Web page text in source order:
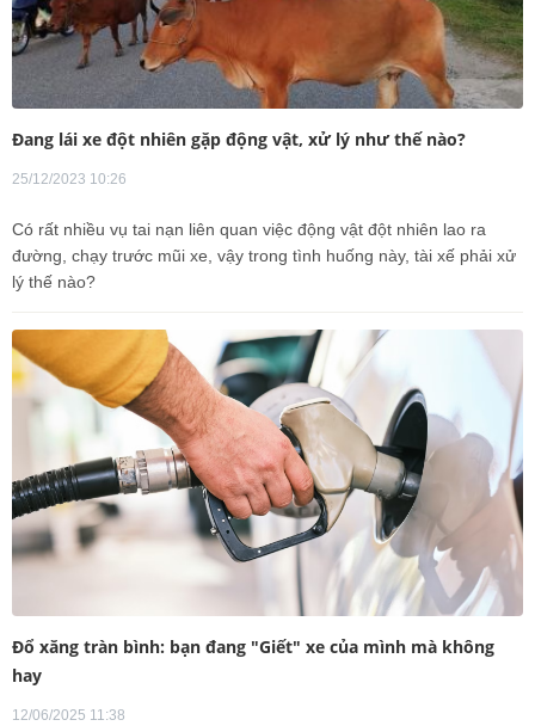
Đang lái xe đột nhiên gặp động vật, xử lý như thế nào?
25/12/2023 10:26
Có rất nhiều vụ tai nạn liên quan việc động vật đột nhiên lao ra
đường, chạy trước mũi xe, vậy trong tình huống này, tài xế phải xử
lý thế nào?
Đổ xăng tràn bình: bạn đang "Giết" xe của mình mà không
hay
12/06/2025 11:38